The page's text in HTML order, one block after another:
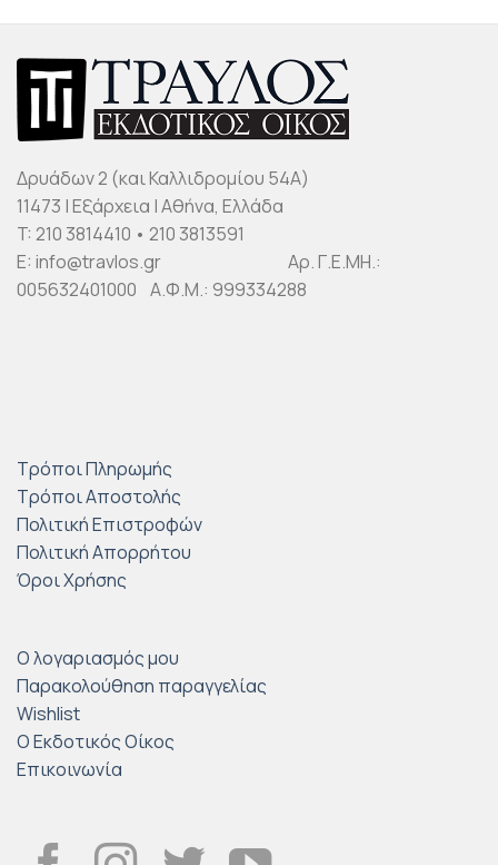
Δρυάδων 2 (και Καλλιδρομίου 54Α)
11473 | Εξάρχεια | Αθήνα, Ελλάδα
T: 210 3814410 • 210 3813591
E: info@travlos.gr Αρ. Γ.Ε.ΜΗ.:
005632401000 Α.Φ.Μ.: 999334288
Τρόποι Πληρωμής
Τρόποι Αποστολής
Πολιτική Επιστροφών
Πολιτική Απορρήτου
Όροι Χρήσης
Ο λογαριασμός μου
Παρακολούθηση παραγγελίας
Wishlist
Ο Εκδοτικός Οίκος
Επικοινωνία